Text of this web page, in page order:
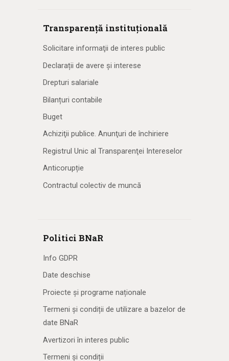
Transparență instituțională
Solicitare informaţii de interes public
Declarații de avere și interese
Drepturi salariale
Bilanțuri contabile
Buget
Achiziţii publice. Anunţuri de închiriere
Registrul Unic al Transparenţei Intereselor
Anticorupție
Contractul colectiv de muncă
Politici BNaR
Info GDPR
Date deschise
Proiecte și programe naționale
Termeni și condiții de utilizare a bazelor de
date BNaR
Avertizori în interes public
Termeni și condiții